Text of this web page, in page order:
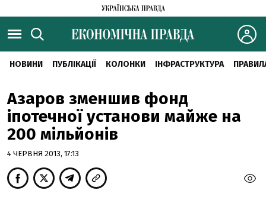
НОВИНИ ПУБЛІКАЦІЇ КОЛОНКИ ІНФРАСТРУКТУРА
Азаров зменшив фонд
іпотечної установи майже на
200 мільйонів
4 ЧЕРВНЯ 2013, 17:13